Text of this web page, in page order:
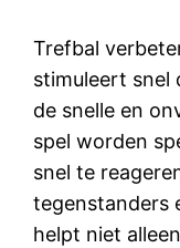
Trefbal
stimuleert snel
de snelle en
spel worden
snel te
tegenstanders
helpt niet